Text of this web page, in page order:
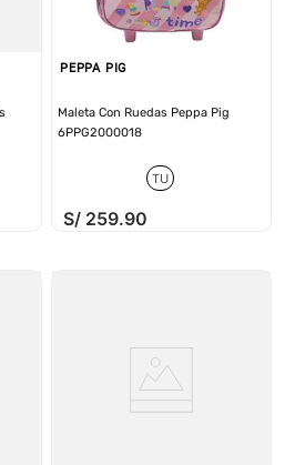
PEPPA PIG
Maleta Con Ruedas Peppa Pig
6PPG2000018
TU
S/ 259.90